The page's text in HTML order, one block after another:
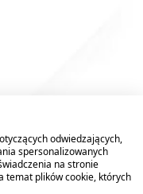
odwiedzających,
spersonalizowanych
na stronie
temat plików cookie, których